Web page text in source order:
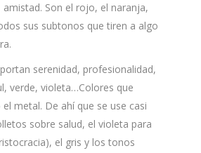
Son el rojo, el naranja,
sus subtonos que tiren a algo
serenidad, profesionalidad,
verde, violeta…Colores que
metal. De ahí que se use casi
sobre salud, el violeta para
el gris y los tonos